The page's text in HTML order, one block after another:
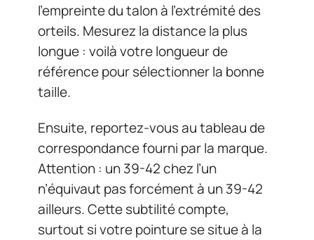
l’empreinte du talon à l’extrémité des
orteils. Mesurez la distance la plus
longue : voilà votre longueur de
référence pour sélectionner la bonne
taille.
Ensuite, reportez-vous au tableau de
correspondance fourni par la marque.
Attention : un 39-42 chez l’un
n’équivaut pas forcément à un 39-42
ailleurs. Cette subtilité compte,
surtout si votre pointure se situe à la